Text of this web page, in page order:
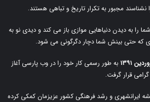
نشناسند مجبور به تکرار تاریخ و تباهی هستند.
را به دیدن دنیاهایی موازی باز می کند و دیدی نو به
که حتی بینش شما دچار دگرگونی می شود.
به طور رسمی کار خود را در وب پارسی آغاز
قرار گرفت.
ایرانشهری و رشد فرهنگی کشور عزیزمان کمکی کرده